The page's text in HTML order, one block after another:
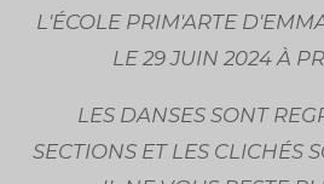
L'ÉCOLE PRIM'ARTE
LE 29 JUIN 2024 À
LES DANSES SONT
SECTIONS ET LES CLICHÉS